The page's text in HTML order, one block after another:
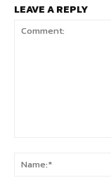
LEAVE A REPLY